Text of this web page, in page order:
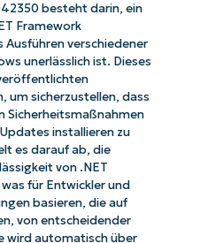
besteht darin, ein
Framework
verschiedener
unerlässlich ist. Dieses
um sicherzustellen, dass
Sicherheitsmaßnahmen
installieren zu
es darauf ab, die
von .NET
für Entwickler und
basieren, die auf
von entscheidender
wird automatisch über